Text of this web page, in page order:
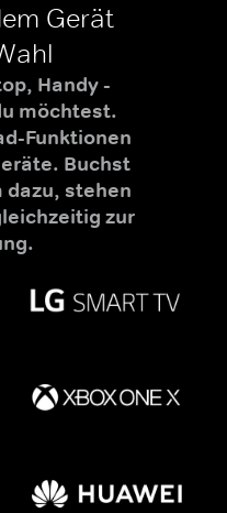
Gerät
Handy -
möchtest.
Funktionen
Buchst
dazu, stehen
zur